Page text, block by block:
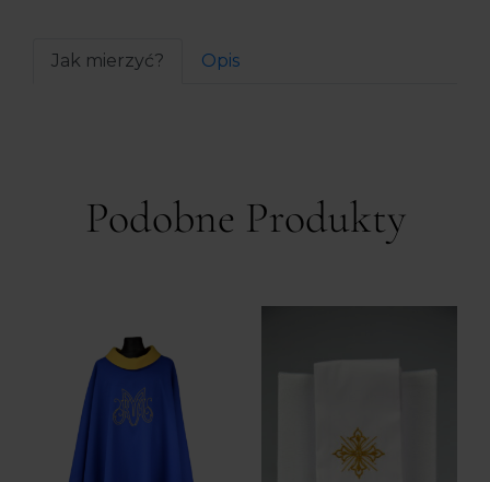
Jak mierzyć? Opis
Podobne Produkty